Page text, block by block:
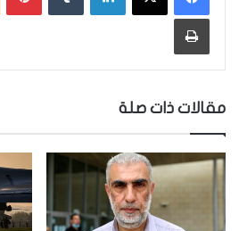
طباعة
مقالات ذات صلة